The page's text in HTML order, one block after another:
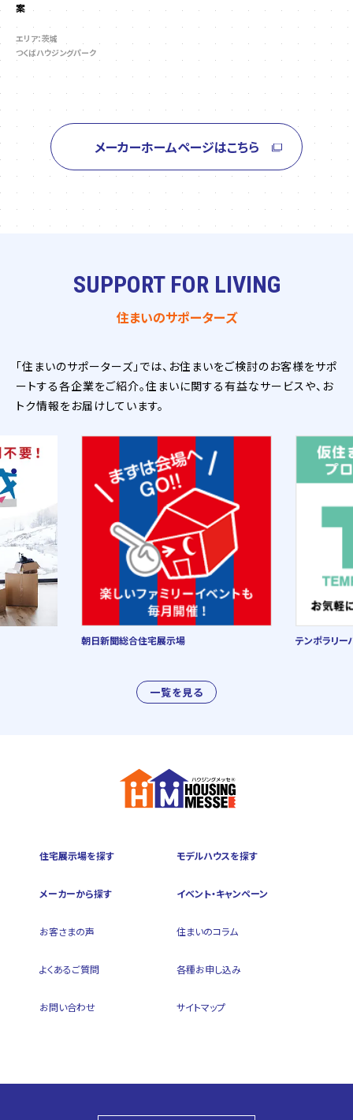
案
エリア：茨城
つくばハウジングパーク
メーカーホームページはこちら
SUPPORT FOR LIVING
住まいのサポーターズ
「住まいのサポーターズ」では、お住まいをご検討のお客様をサポ
ートする各企業をご紹介。住まいに関する有益なサービスや、お
トク情報をお届けしています。
一覧を見る
朝日新聞総合住宅展示場 テンポラリー
住宅展示場を探す モデルハウスを探す
メーカーから探す イベント・キャンペーン
お客さまの声 住まいのコラム
よくあるご質問 各種お申し込み
お問い合わせ サイトマップ